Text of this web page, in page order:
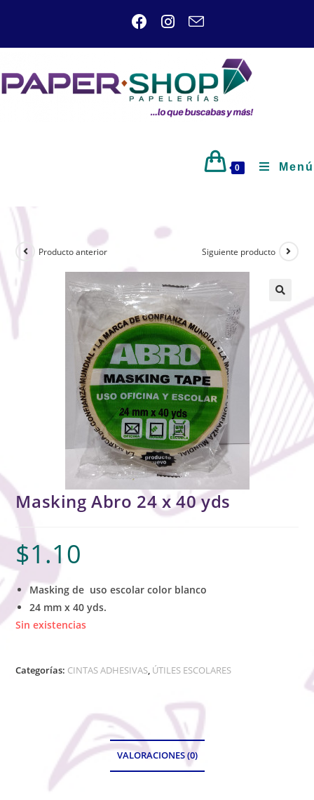
0 Menú
Producto anterior Siguiente producto
🔍
Masking Abro 24 x 40 yds
$1.10
Masking de uso escolar color blanco
24 mm x 40 yds.
Sin existencias
Categorías: CINTAS ADHESIVAS, ÚTILES ESCOLARES
VALORACIONES (0)